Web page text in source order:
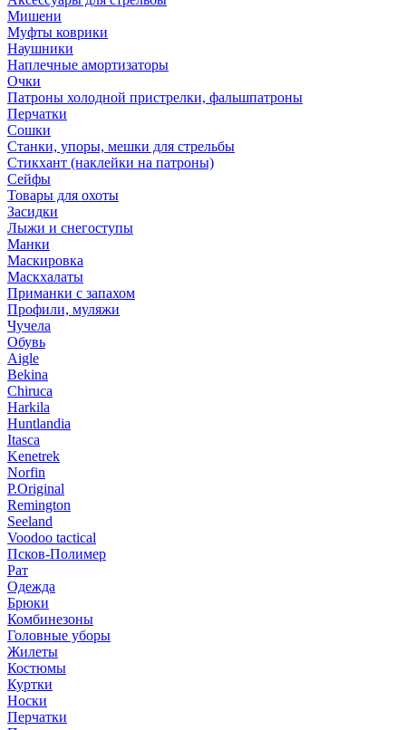
Мишени
Муфты коврики
Наушники
Наплечные амортизаторы
Очки
Патроны холодной пристрелки, фальшпатроны
Перчатки
Сошки
Станки, упоры, мешки для стрельбы
Стикхант (наклейки на патроны)
Сейфы
Товары для охоты
Засидки
Лыжи и снегоступы
Манки
Маскировка
Маскхалаты
Приманки с запахом
Профили, муляжи
Чучела
Обувь
Aigle
Bekina
Chiruсa
Harkila
Huntlandia
Itasca
Kenetrek
Norfin
P.Original
Remington
Seeland
Voodoo tactical
Псков-Полимер
Рат
Одежда
Брюки
Комбинезоны
Головные уборы
Жилеты
Костюмы
Куртки
Носки
Перчатки